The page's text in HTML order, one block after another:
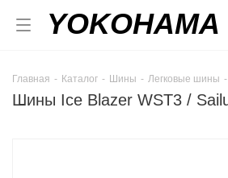
YOKOHAMA
Главная - Каталог - Шины - Легковые шины -
Шины Ice Blazer WST3 /